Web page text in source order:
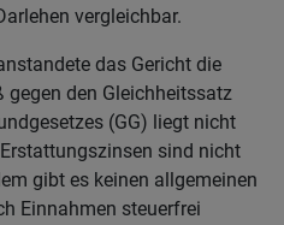
vergleichbar.
das Gericht die
gegen den Gleichheitssatz
(GG) liegt nicht
sind nicht
gibt es keinen allgemeinen
Einnahmen steuerfrei